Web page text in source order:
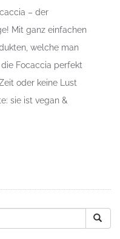
– der
Mit ganz einfachen
welche man
Focaccia perfekt
oder keine Lust
sie ist vegan &